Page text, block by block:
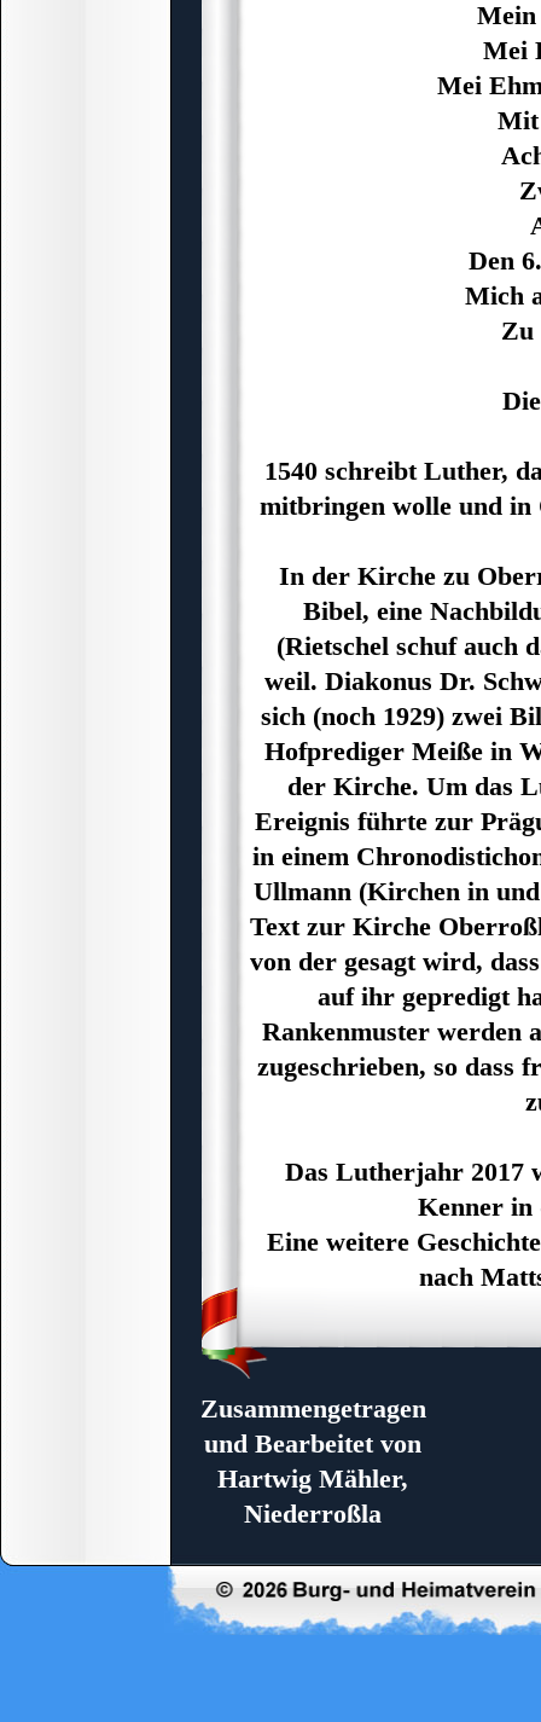
Mein
Mei
Mei
Mit
Den
Mich
Zu
1540 schreibt Luther,
mitbringen wolle und in
In der Kirche zu
Bibel, eine
(Rietschel schuf auch
weil. Diakonus Dr.
sich (noch 1929) zwei
Hofprediger Meiße in
der Kirche. Um das
Ereignis führte zur
in einem
Ullmann (Kirchen in
Text zur Kirche
von der gesagt wird,
auf ihr gepredigt
Rankenmuster werden
zugeschrieben, so
Das Lutherjahr 2017
Kenner in
Eine weitere
nach
Zusammengetragen
und Bearbeitet von
Hartwig Mähler,
Niederroßla